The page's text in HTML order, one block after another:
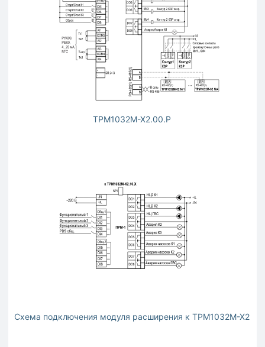
ТРМ1032М-Х2.00.Р
Схема подключения модуля расширения к ТРМ1032М-Х2